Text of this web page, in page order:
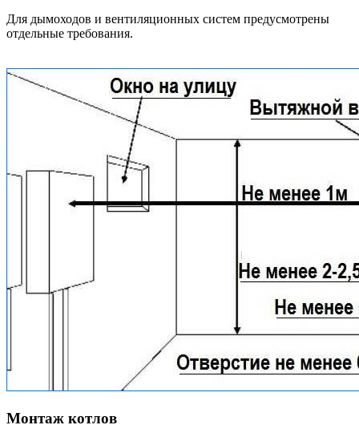
Для дымоходов и вентиляционных систем предусмотрены
отдельные требования.
Монтаж котлов